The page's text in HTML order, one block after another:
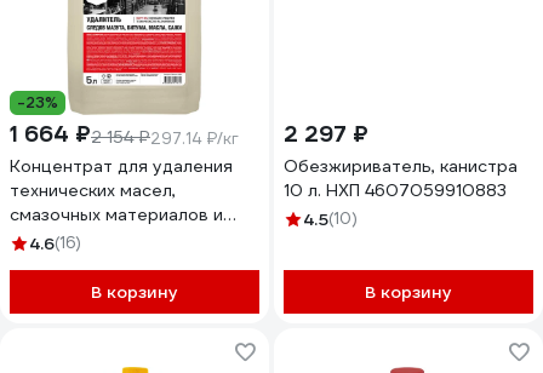
-23%
1 664 ₽2 154 ₽297.14 ₽/кг
Концентрат для удаления
технических масел,
смазочных материалов и
нефтепродуктов PROSEPT
4.6(16)
В корзину
2 297 ₽
Обезжириватель, канистра
10 л. НХП 4607059910883
4.5(10)
В корзину